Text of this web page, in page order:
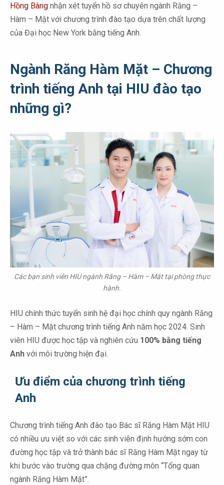
Hồng Bàng nhận xét tuyển hồ sơ chuyên ngành Răng –
Hàm – Mặt với chương trình đào tạo dựa trên chất lượng
của Đại học New York bằng tiếng Anh.
Ngành Răng Hàm Mặt – Chương
trình tiếng Anh tại HIU đào tạo
những gì?
Các bạn sinh viên HIU ngành Răng – Hàm – Mặt tại phòng thực
hành.
HIU chính thức tuyển sinh hệ đại học chính quy ngành Răng
– Hàm – Mặt chương trình tiếng Anh năm học 2024. Sinh
viên HIU được học tập và nghiên cứu 100% bằng tiếng
Anh với môi trường hiện đại.
Ưu điểm của chương trình tiếng
Anh
Chương trình tiếng Anh đào tạo Bác sĩ Răng Hàm Mặt HIU
có nhiều ưu việt so với các sinh viên định hướng sớm con
đường học tập và trở thành bác sĩ Răng Hàm Mặt ngay từ
khi bước vào trường qua chặng đường môn “Tổng quan
ngành Răng Hàm Mặt”.